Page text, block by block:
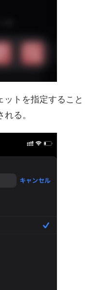
ットを指定すること
る。